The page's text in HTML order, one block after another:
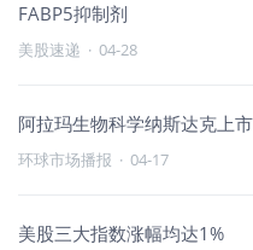
FABP5抑制剂
美股速递 · 04-28
阿拉玛生物科学纳斯达克上
环球市场播报 · 04-17
美股三大指数涨幅均达1%